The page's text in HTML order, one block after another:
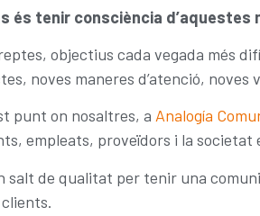
és tenir consciència
objectius cada vegada més
noves maneres d’atenció, noves
punt on nosaltres, a Analogía
empleats, proveïdors i la societat
salt de qualitat per tenir una